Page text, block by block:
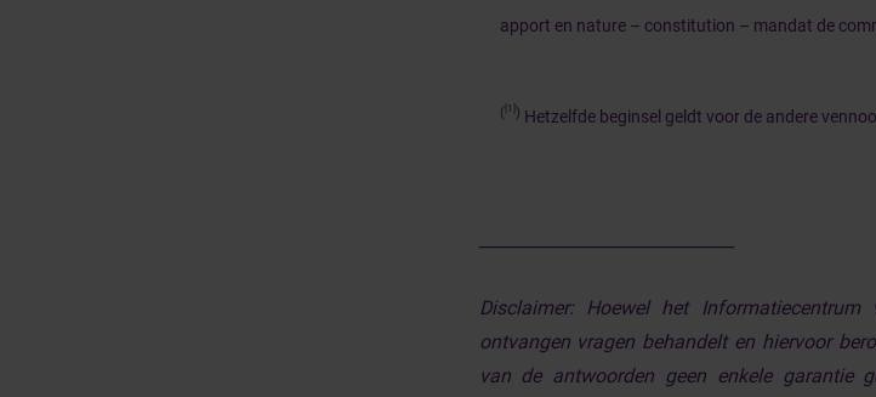
apport en nature – constitution – mandat de
( ) Hetzelfde beginsel geldt voor de andere
Disclaimer: Hoewel het
ontvangen vragen behandelt en hiervoor
van de antwoorden geen enkele garantie